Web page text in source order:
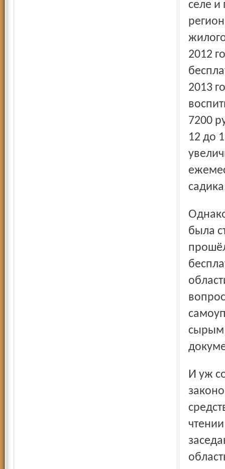
селе и
2012
2013
7200
12 до
Однако по другим вопросам исполнительная власть не
была
И уж совсем серьёзные разногласия появились из-за